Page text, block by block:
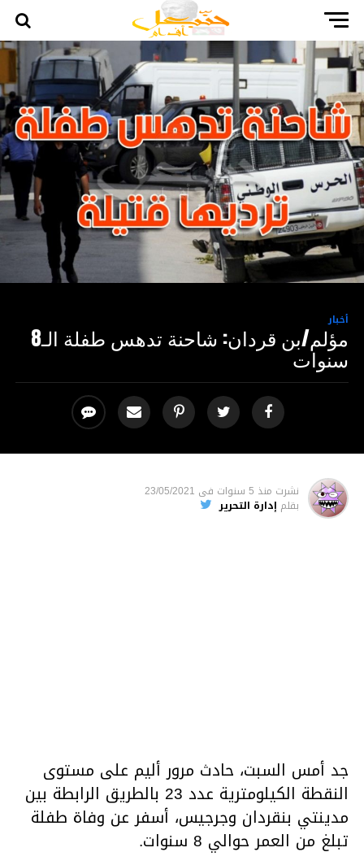
أخبار
مؤلم/بن قردان: شاحنة تدهس طفلة الـ8
سنوات
نشرت منذ 5 سنوات فى 23/05/2021
بقلم إدارة التحرير
جد أمس السبت، حادث مرور أليم على مستوى
النقطة الكيلومترية عدد 23 بالطريق الرابطة بين
مدينتي بنقردان وجرجيس، أسفر عن وفاة طفلة
تبلغ من العمر حوالي 8 سنوات.